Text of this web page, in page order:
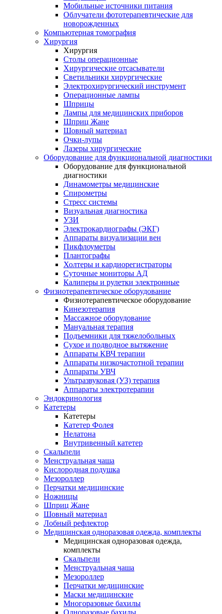
Мобильные источники питания
Облучатели фототерапевтические для
новорожденных
Компьютерная томография
Хирургия
Хирургия
Столы операционные
Хирургические отсасыватели
Светильники хирургические
Электрохирургический инструмент
Операционные лампы
Шприцы
Лампы для медицинских приборов
Шприц Жане
Шовный материал
Очки-лупы
Лазеры хирургические
Оборудование для функциональной диагностики
Оборудование для функциональной
диагностики
Динамометры медицинские
Спирометры
Стресс системы
Визуальная диагностика
УЗИ
Электрокардиографы (ЭКГ)
Аппараты визуализации вен
Пикфлоуметры
Плантографы
Холтеры и кардиорегистраторы
Суточные мониторы АД
Калиперы и рулетки электронные
Физиотерапевтическое оборудование
Физиотерапевтическое оборудование
Кинезотерапия
Массажное оборудование
Мануальная терапия
Подъемники для тяжелобольных
Сухое и подводное вытяжение
Аппараты КВЧ терапии
Аппараты низкочастотной терапии
Аппараты УВЧ
Ультразвуковая (УЗ) терапия
Аппараты электротерапии
Эндокринология
Катетеры
Катетеры
Катетер Фолея
Нелатона
Внутривенный катетер
Скальпели
Менструальная чаша
Кислородная подушка
Мезороллер
Перчатки медицинские
Ножницы
Шприц Жане
Шовный материал
Лобный рефлектор
Медицинская одноразовая одежда, комплекты
Медицинская одноразовая одежда,
комплекты
Скальпели
Менструальная чаша
Мезороллер
Перчатки медицинские
Маски медицинские
Многоразовые бахилы
Одноразовые бахилы